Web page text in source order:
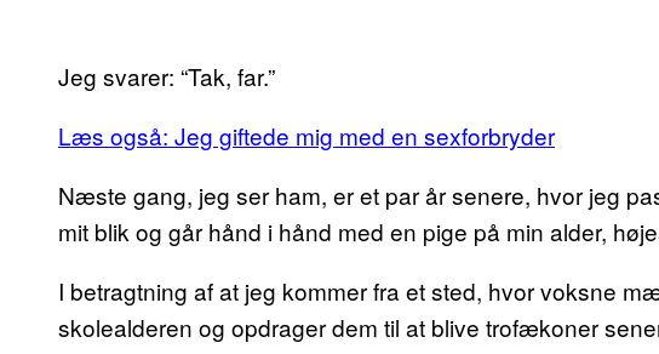
Jeg svarer: “Tak, far.”
Læs også: Jeg giftede mig med en sexforbryder
Næste gang, jeg ser ham, er et par år senere, hvor jeg
mit blik og går hånd i hånd med en pige på min alder,
I betragtning af at jeg kommer fra et sted, hvor voksne
skolealderen og opdrager dem til at blive trofækoner